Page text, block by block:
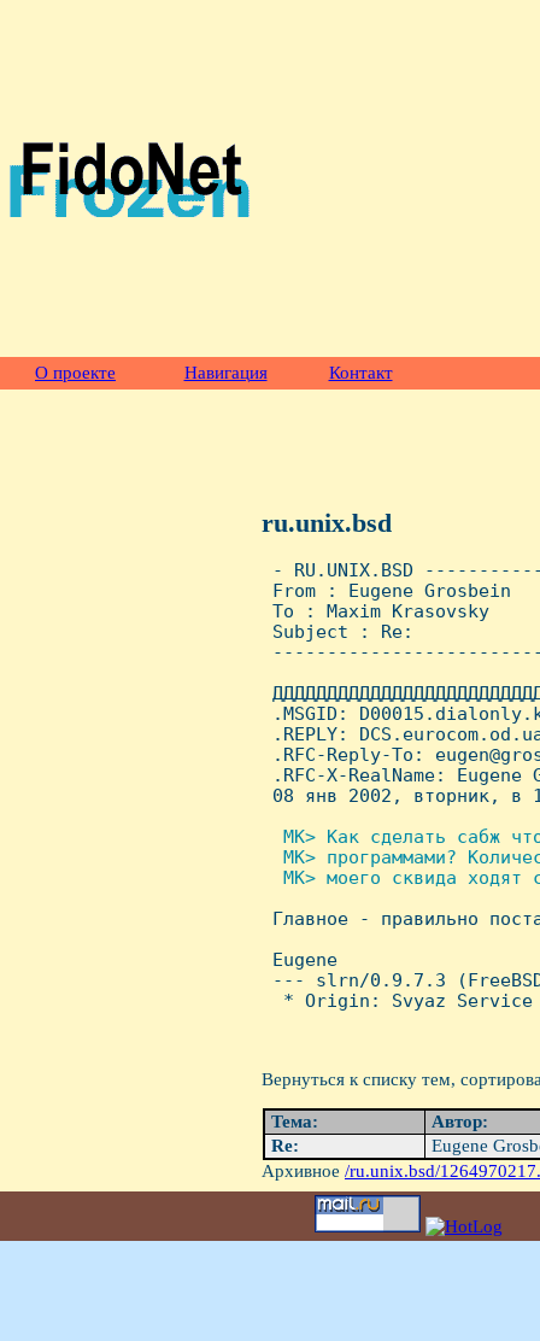
О проекте Навигация Контакт
ru.unix.bsd
- RU.UNIX.BSD
From : Eugene
To : Maxim Krasovsky
Subject : Re:
.MSGID:
.REPLY:
.RFC-Reply-To:
.RFC-X-RealName: Eugene
08 янв 2002, вторник, в
MK> Как сделать сабж
MK> программами?
MK> моего сквида ходят
Главное - правильно
Eugene
--- slrn/0.9.7.3
* Origin: Svyaz
Вернуться к списку тем,
Тема:
Автор:
Re:
Eugene
Архивное /ru.unix.bsd/